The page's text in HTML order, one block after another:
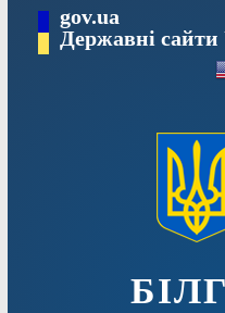
вмісту
gov.ua
Державні сайти